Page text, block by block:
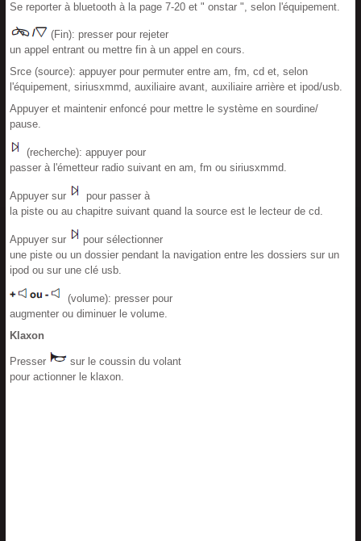
Se reporter à bluetooth à la page 7-20 et " onstar ", selon l'équipement.
(Fin): presser pour rejeter
un appel entrant ou mettre fin à un appel en cours.
Srce (source): appuyer pour permuter entre am, fm, cd et, selon
l'équipement, siriusxmmd, auxiliaire avant, auxiliaire arrière et ipod/usb.
Appuyer et maintenir enfoncé pour mettre le système en sourdine/
pause.
(recherche): appuyer pour
passer à l'émetteur radio suivant en am, fm ou siriusxmmd.
Appuyer sur
pour passer à
la piste ou au chapitre suivant quand la source est le lecteur de cd.
Appuyer sur
pour sélectionner
une piste ou un dossier pendant la navigation entre les dossiers sur un
ipod ou sur une clé usb.
(volume): presser pour
augmenter ou diminuer le volume.
Klaxon
Presser
sur le coussin du volant
pour actionner le klaxon.